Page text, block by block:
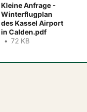
Kleine Anfrage -
Winterflugplan
des Kassel Airport
in Calden.pdf
72 KB